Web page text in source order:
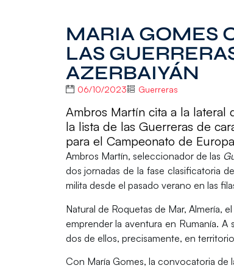
MARIA GOMES
LAS
AZERBAIYÁN
06/10/2023 Guerreras
Ambros Martín cita a la lateral
la lista de las Guerreras de
para el Campeonato de
Ambros Martín, seleccionador de las
dos jornadas de la fase clasificatoria
milita desde el pasado verano en las
Natural de Roquetas de Mar, Almería,
emprender la aventura en Rumanía.
dos de ellos, precisamente, en
Con María Gomes, la convocatoria de